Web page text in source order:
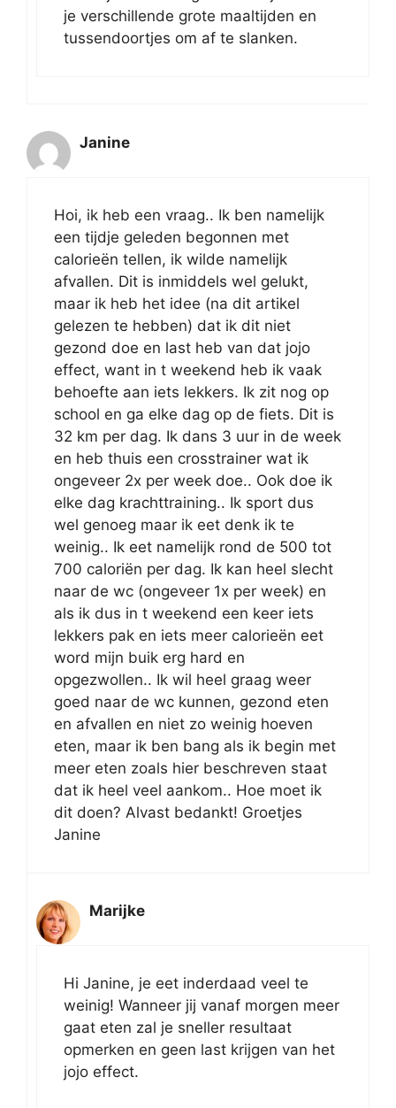
je verschillende grote maaltijden en
tussendoortjes om af te slanken.
Janine
Hoi, ik heb een vraag.. Ik ben namelijk
een tijdje geleden begonnen met
calorieën tellen, ik wilde namelijk
afvallen. Dit is inmiddels wel gelukt,
maar ik heb het idee (na dit artikel
gelezen te hebben) dat ik dit niet
gezond doe en last heb van dat jojo
effect, want in t weekend heb ik vaak
behoefte aan iets lekkers. Ik zit nog op
school en ga elke dag op de fiets. Dit is
32 km per dag. Ik dans 3 uur in de week
en heb thuis een crosstrainer wat ik
ongeveer 2x per week doe.. Ook doe ik
elke dag krachttraining.. Ik sport dus
wel genoeg maar ik eet denk ik te
weinig.. Ik eet namelijk rond de 500 tot
700 caloriën per dag. Ik kan heel slecht
naar de wc (ongeveer 1x per week) en
als ik dus in t weekend een keer iets
lekkers pak en iets meer calorieën eet
word mijn buik erg hard en
opgezwollen.. Ik wil heel graag weer
goed naar de wc kunnen, gezond eten
en afvallen en niet zo weinig hoeven
eten, maar ik ben bang als ik begin met
meer eten zoals hier beschreven staat
dat ik heel veel aankom.. Hoe moet ik
dit doen? Alvast bedankt! Groetjes
Janine
Marijke
Hi Janine, je eet inderdaad veel te
weinig! Wanneer jij vanaf morgen meer
gaat eten zal je sneller resultaat
opmerken en geen last krijgen van het
jojo effect.